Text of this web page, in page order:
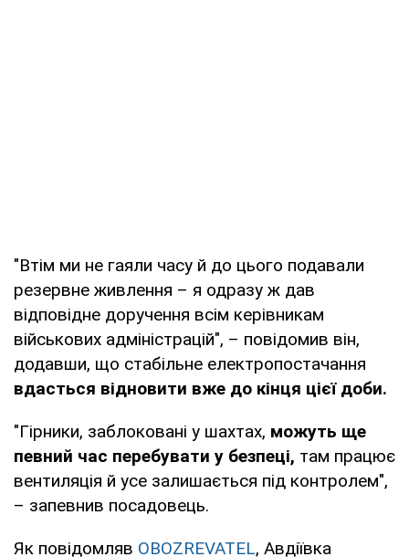
"Втім ми не гаяли часу й до цього подавали
резервне живлення – я одразу ж дав
відповідне доручення всім керівникам
військових адміністрацій", – повідомив він,
додавши, що стабільне електропостачання
вдасться відновити вже до кінця цієї доби.
"Гірники, заблоковані у шахтах, можуть ще
певний час перебувати у безпеці, там працює
вентиляція й усе залишається під контролем",
– запевнив посадовець.
Як повідомляв OBOZREVATEL, Авдіївка